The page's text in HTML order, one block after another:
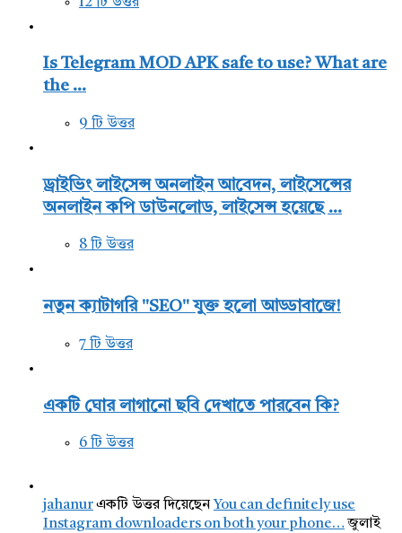
Is Telegram MOD APK safe to use? What are
the ...
9 টি উত্তর
ড্রাইভিং লাইসেন্স অনলাইন আবেদন, লাইসেন্সের
অনলাইন কপি ডাউনলোড, লাইসেন্স হয়েছে ...
8 টি উত্তর
নতুন ক্যাটাগরি "SEO" যুক্ত হলো আড্ডাবাজে!
7 টি উত্তর
একটি ঘোর লাগানো ছবি দেখাতে পারবেন কি?
6 টি উত্তর
jahanurএকটি উত্তর দিয়েছেন You can definitely use
Instagram downloaders on both your phone… জুলাই